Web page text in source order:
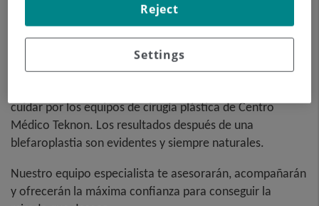
La Blefaroplastia es una intervención que mejora el
aspecto de tus ojos y tu mirada. Si te ves cansada, con
exceso de piel en los párpados, y te gustaría verte con
cuidar por los equipos de cirugía plástica de Centro
Médico Teknon. Los resultados después de una
blefaroplastia son evidentes y siempre naturales.
Nuestro equipo especialista te asesorarán, acompañarán
y ofrecerán la máxima confianza para conseguir la
Settings
Reject